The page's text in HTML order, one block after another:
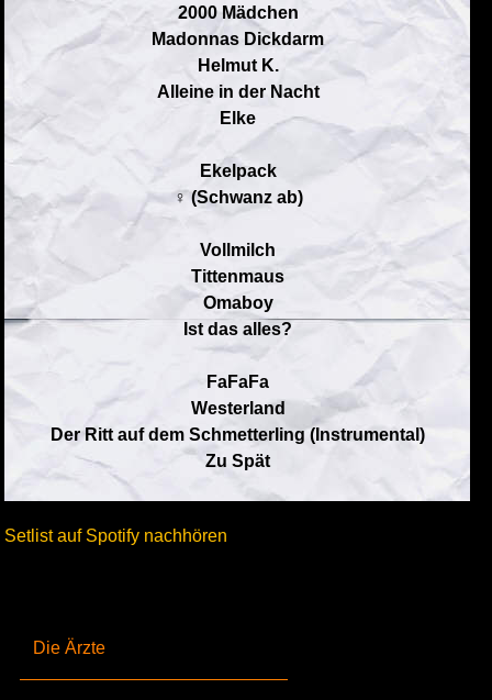
Die Ärzte
2000 Mädchen
Madonnas Dickdarm
Helmut K.
Alleine in der Nacht
Elke
Ekelpack
♀ (Schwanz ab)
Vollmilch
Tittenmaus
Omaboy
Ist das alles?
FaFaFa
Westerland
Der Ritt auf dem Schmetterling (Instrumental)
Zu Spät
Setlist auf Spotify nachhören